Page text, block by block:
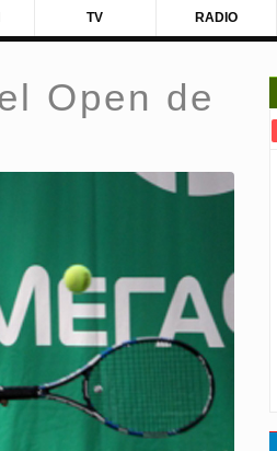
TV RADIO
Open de